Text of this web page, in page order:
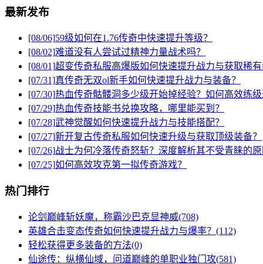
最新发布
[08/06]59级如何在1.76传奇中快速提升等级？
[08/02]难道没有人尝试过精神力量战术吗？
[08/01]超变传奇私服高爆版如何快速提升战力与获取稀有
[07/31]真传奇无双ol新手如何快速提升战力与装备？
[07/30]热血传奇骷髅洞多少级开始掉经验？如何高效练级
[07/29]热血传奇技能书兑换攻略，哪里能买到？
[07/28]武神觉醒如何快速提升战力与技能搭配？
[07/27]新开复古传奇私服如何快速升级与获取顶级装备？
[07/26]战士为何冷落传奇怒斩？深度解析其不受青睐的原
[07/25]如何高效攻克第一拟传奇游戏？
热门排行
论剑巅峰斩妖魔，称霸沙巴克显神威(708)
英雄合击变态传奇如何快速提升战力与爆率？(112)
轻松获得更多装备的方法(0)
仙途传：纵横仙域，问道巅峰的单职业独门攻(581)